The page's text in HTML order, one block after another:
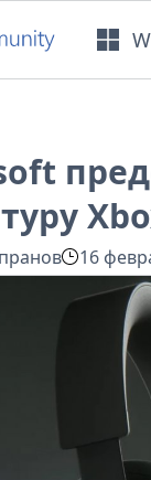
16